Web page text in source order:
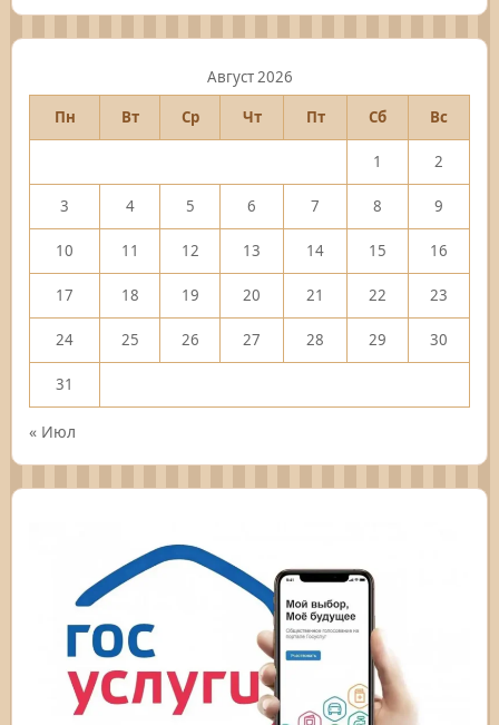
Август 2026
Пн
Вт Ср Чт Пт Сб Вс
1 2
3 4 5 6 7 8 9
10 11 12 13 14 15 16
17 18 19 20 21 22 23
24 25 26 27 28 29 30
31
« Июл